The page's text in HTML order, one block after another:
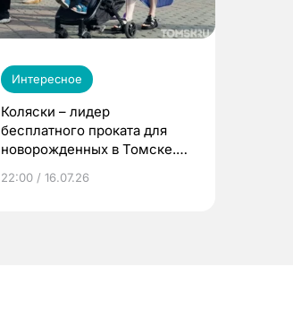
Интересное
Коляски – лидер
бесплатного проката для
новорожденных в Томске.
22:00 / 16.07.26